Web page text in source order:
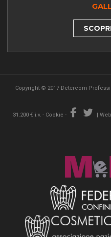
Copyright © 2017 Detercom
31.200 € i.v. - Cookie - |